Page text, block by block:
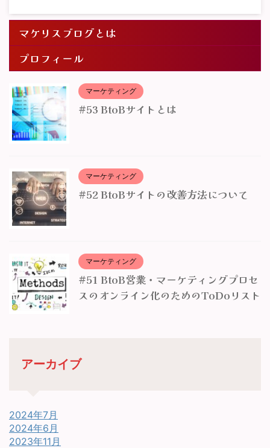
マケリスブログとは
プロフィール
マーケティング
#53 BtoBサイトとは
マーケティング
#52 BtoBサイトの改善方法について
マーケティング
#51 BtoB営業・マーケティングプロセ
スのオンライン化のためのToDoリスト
アーカイブ
2024年7月
2024年6月
2023年11月